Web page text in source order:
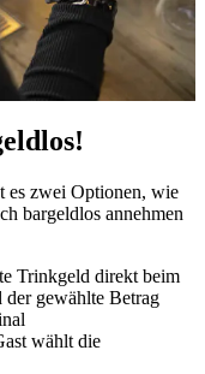
es zwei Optionen, wie
bargeldlos annehmen
Trinkgeld direkt beim
der gewählte Betrag
wählt die